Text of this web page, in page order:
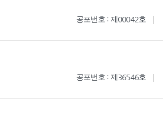
공포번호 : 제00042호
공포번호 : 제36546호